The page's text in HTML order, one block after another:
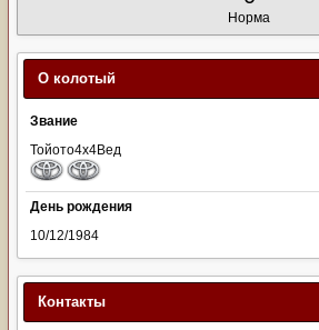
Норма
О колотый
Звание
Тойото4х4Вед
День рождения
10/12/1984
Контакты